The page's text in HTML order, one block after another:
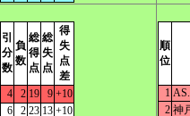
引
分
数
負
数
総
得
点
総
失
点
得
失
点
差
4 2 19 9 +10
6 2 23 13 +10
順
位
1
2 神